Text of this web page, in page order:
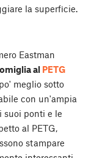
la superficie.
Eastman
al PETG
meglio sotto
con un'ampia
suoi ponti e le
al PETG,
stampare